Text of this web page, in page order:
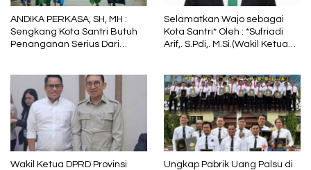
ANDIKA PERKASA, SH, MH :
Sengkang Kota Santri Butuh
Penanganan Serius Dari
Selamatkan Wajo sebagai
Kota Santri* Oleh : *Sufriadi
Arif,. S.Pdi,. M.Si.(Wakil Ketua
Wakil Ketua DPRD Provinsi
Ungkap Pabrik Uang Palsu di